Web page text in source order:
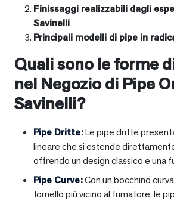
Finissaggi realizzabili dagli
Savinelli
Principali modelli di pipe in
Quali sono le forme
nel Negozio di Pipe
Savinelli?
Pipe Dritte:Le pipe dritte
lineare che si estende
offrendo un design classico e una
Pipe Curve:Con un bocchino
fornello più vicino al fumatore, le